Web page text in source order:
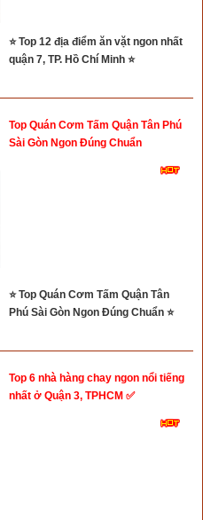
⭐ Top 12 địa điểm ăn vặt ngon nhất
quận 7, TP. Hồ Chí Minh ⭐
Top Quán Cơm Tấm Quận Tân Phú
Sài Gòn Ngon Đúng Chuẩn
⭐ Top Quán Cơm Tấm Quận Tân
Phú Sài Gòn Ngon Đúng Chuẩn ⭐
Top 6 nhà hàng chay ngon nổi tiếng
nhất ở Quận 3, TPHCM ✅